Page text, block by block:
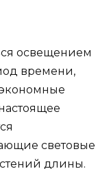
освещением
времени,
световые
длины.